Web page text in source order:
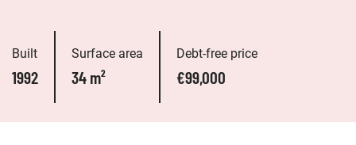
Built
1992
Surface area
34 m²
Debt-free price
€99,000